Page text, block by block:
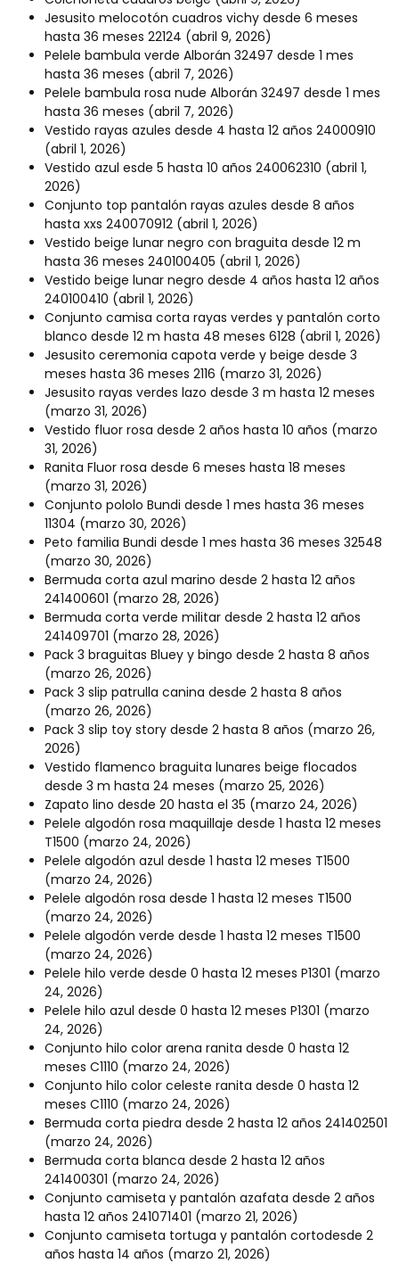
Jesusito melocotón cuadros vichy desde 6 meses
hasta 36 meses 22124 (abril 9, 2026)
Pelele bambula verde Alborán 32497 desde 1 mes
hasta 36 meses (abril 7, 2026)
Pelele bambula rosa nude Alborán 32497 desde 1 mes
hasta 36 meses (abril 7, 2026)
Vestido rayas azules desde 4 hasta 12 años 24000910
(abril 1, 2026)
Vestido azul esde 5 hasta 10 años 240062310 (abril 1,
2026)
Conjunto top pantalón rayas azules desde 8 años
hasta xxs 240070912 (abril 1, 2026)
Vestido beige lunar negro con braguita desde 12 m
hasta 36 meses 240100405 (abril 1, 2026)
Vestido beige lunar negro desde 4 años hasta 12 años
240100410 (abril 1, 2026)
Conjunto camisa corta rayas verdes y pantalón corto
blanco desde 12 m hasta 48 meses 6128 (abril 1, 2026)
Jesusito ceremonia capota verde y beige desde 3
meses hasta 36 meses 2116 (marzo 31, 2026)
Jesusito rayas verdes lazo desde 3 m hasta 12 meses
(marzo 31, 2026)
Vestido fluor rosa desde 2 años hasta 10 años (marzo
31, 2026)
Ranita Fluor rosa desde 6 meses hasta 18 meses
(marzo 31, 2026)
Conjunto pololo Bundi desde 1 mes hasta 36 meses
11304 (marzo 30, 2026)
Peto familia Bundi desde 1 mes hasta 36 meses 32548
(marzo 30, 2026)
Bermuda corta azul marino desde 2 hasta 12 años
241400601 (marzo 28, 2026)
Bermuda corta verde militar desde 2 hasta 12 años
241409701 (marzo 28, 2026)
Pack 3 braguitas Bluey y bingo desde 2 hasta 8 años
(marzo 26, 2026)
Pack 3 slip patrulla canina desde 2 hasta 8 años
(marzo 26, 2026)
Pack 3 slip toy story desde 2 hasta 8 años (marzo 26,
2026)
Vestido flamenco braguita lunares beige flocados
desde 3 m hasta 24 meses (marzo 25, 2026)
Zapato lino desde 20 hasta el 35 (marzo 24, 2026)
Pelele algodón rosa maquillaje desde 1 hasta 12 meses
T1500 (marzo 24, 2026)
Pelele algodón azul desde 1 hasta 12 meses T1500
(marzo 24, 2026)
Pelele algodón rosa desde 1 hasta 12 meses T1500
(marzo 24, 2026)
Pelele algodón verde desde 1 hasta 12 meses T1500
(marzo 24, 2026)
Pelele hilo verde desde 0 hasta 12 meses P1301 (marzo
24, 2026)
Pelele hilo azul desde 0 hasta 12 meses P1301 (marzo
24, 2026)
Conjunto hilo color arena ranita desde 0 hasta 12
meses C1110 (marzo 24, 2026)
Conjunto hilo color celeste ranita desde 0 hasta 12
meses C1110 (marzo 24, 2026)
Bermuda corta piedra desde 2 hasta 12 años 241402501
(marzo 24, 2026)
Bermuda corta blanca desde 2 hasta 12 años
241400301 (marzo 24, 2026)
Conjunto camiseta y pantalón azafata desde 2 años
hasta 12 años 241071401 (marzo 21, 2026)
Conjunto camiseta tortuga y pantalón cortodesde 2
años hasta 14 años (marzo 21, 2026)